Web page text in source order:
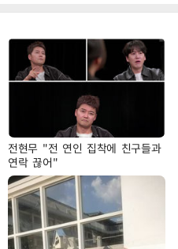
전현무 "전 연인 집착에 친구들과
연락 끊어"